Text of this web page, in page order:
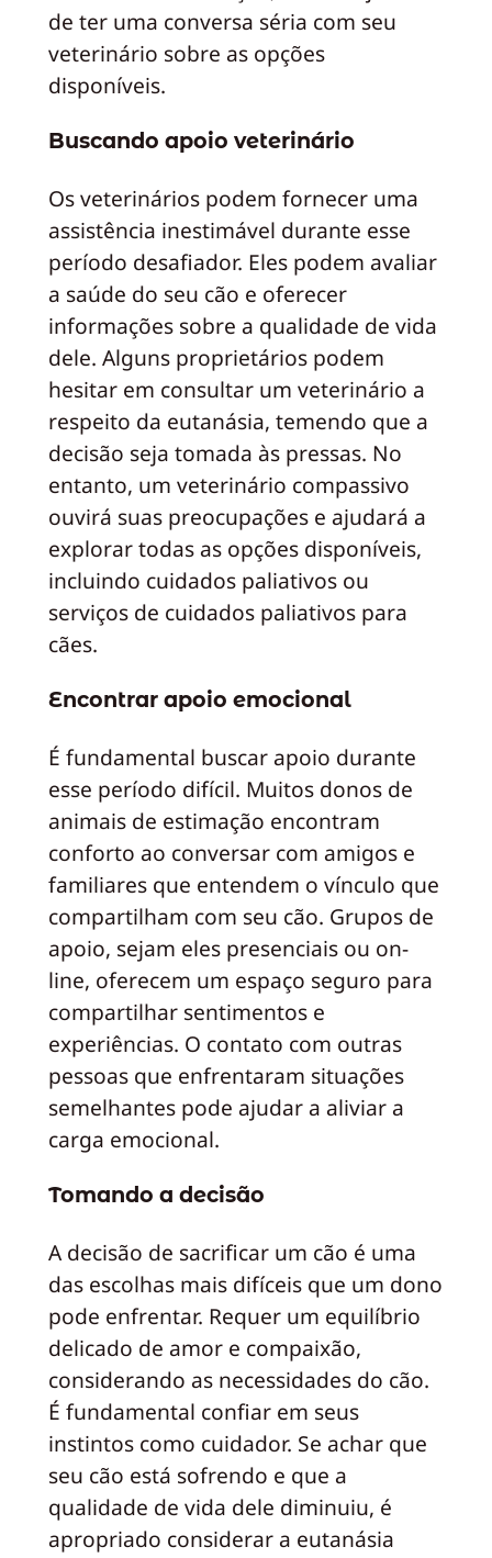
de ter uma conversa séria com seu
veterinário sobre as opções
disponíveis.
Buscando apoio veterinário
Os veterinários podem fornecer uma
assistência inestimável durante esse
período desafiador. Eles podem avaliar
a saúde do seu cão e oferecer
informações sobre a qualidade de vida
dele. Alguns proprietários podem
hesitar em consultar um veterinário a
respeito da eutanásia, temendo que a
decisão seja tomada às pressas. No
entanto, um veterinário compassivo
ouvirá suas preocupações e ajudará a
explorar todas as opções disponíveis,
incluindo cuidados paliativos ou
serviços de cuidados paliativos para
cães.
Encontrar apoio emocional
É fundamental buscar apoio durante
esse período difícil. Muitos donos de
animais de estimação encontram
conforto ao conversar com amigos e
familiares que entendem o vínculo que
compartilham com seu cão. Grupos de
apoio, sejam eles presenciais ou on-
line, oferecem um espaço seguro para
compartilhar sentimentos e
experiências. O contato com outras
pessoas que enfrentaram situações
semelhantes pode ajudar a aliviar a
carga emocional.
Tomando a decisão
A decisão de sacrificar um cão é uma
das escolhas mais difíceis que um dono
pode enfrentar. Requer um equilíbrio
delicado de amor e compaixão,
considerando as necessidades do cão.
É fundamental confiar em seus
instintos como cuidador. Se achar que
seu cão está sofrendo e que a
qualidade de vida dele diminuiu, é
apropriado considerar a eutanásia